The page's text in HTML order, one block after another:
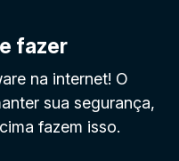
fazer
na internet! O
sua segurança,
fazem isso.